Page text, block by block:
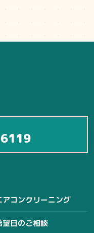
アコンクリーニング
望日のご相談